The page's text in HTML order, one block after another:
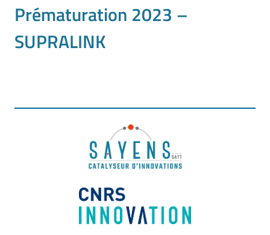
Prématuration 2023 –
SUPRALINK